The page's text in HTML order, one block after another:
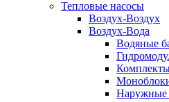
Тепловые насосы
Воздух-Воздух
Воздух-Вода
Водяные
Наружные